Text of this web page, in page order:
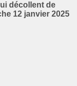
décollent de
12 janvier 2025